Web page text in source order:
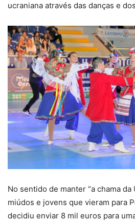
ucraniana através das danças e
No sentido de manter “a chama da
miúdos e jovens que vieram para
decidiu enviar 8 mil euros para